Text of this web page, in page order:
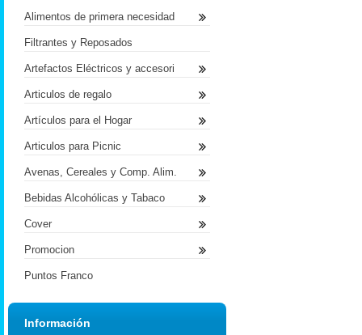
Alimentos de primera necesidad
Filtrantes y Reposados
Artefactos Eléctricos y accesori
Articulos de regalo
Artículos para el Hogar
Articulos para Picnic
Avenas, Cereales y Comp. Alim.
Bebidas Alcohólicas y Tabaco
Cover
Promocion
Puntos Franco
Información